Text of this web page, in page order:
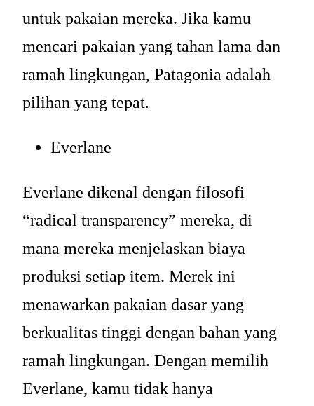
untuk pakaian mereka. Jika kamu
mencari pakaian yang tahan lama dan
ramah lingkungan, Patagonia adalah
pilihan yang tepat.
Everlane
Everlane dikenal dengan filosofi
“radical transparency” mereka, di
mana mereka menjelaskan biaya
produksi setiap item. Merek ini
menawarkan pakaian dasar yang
berkualitas tinggi dengan bahan yang
ramah lingkungan. Dengan memilih
Everlane, kamu tidak hanya